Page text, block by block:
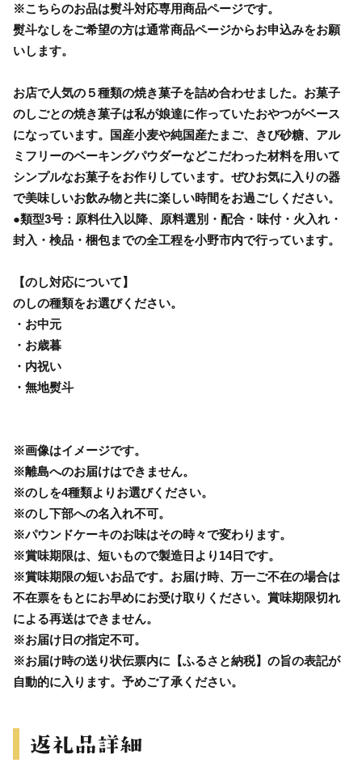
※こちらのお品は熨斗対応専用商品ページです。
熨斗なしをご希望の方は通常商品ページからお申込みをお願
いします。
お店で人気の５種類の焼き菓子を詰め合わせました。お菓子
のしごとの焼き菓子は私が娘達に作っていたおやつがベース
になっています。国産小麦や純国産たまご、きび砂糖、アル
ミフリーのベーキングパウダーなどこだわった材料を用いて
シンプルなお菓子をお作りしています。ぜひお気に入りの器
で美味しいお飲み物と共に楽しい時間をお過ごしください。
●類型3号：原料仕入以降、原料選別・配合・味付・火入れ・
封入・検品・梱包までの全工程を小野市内で行っています。
【のし対応について】
のしの種類をお選びください。
・お中元
・お歳暮
・内祝い
・無地熨斗
※画像はイメージです。
※離島へのお届けはできません。
※のしを4種類よりお選びください。
※のし下部への名入れ不可。
※パウンドケーキのお味はその時々で変わります。
※賞味期限は、短いもので製造日より14日です。
※賞味期限の短いお品です。お届け時、万一ご不在の場合は
不在票をもとにお早めにお受け取りください。賞味期限切れ
による再送はできません。
※お届け日の指定不可。
※お届け時の送り状伝票内に【ふるさと納税】の旨の表記が
自動的に入ります。予めご了承ください。